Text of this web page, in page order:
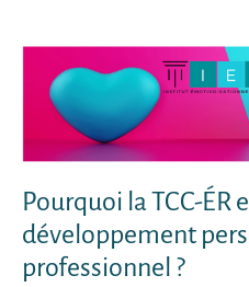
Pourquoi la TCC-ÉR
développement
professionnel ?